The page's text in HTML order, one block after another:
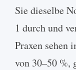
Sie dieselbe
1 durch und
Praxen sehen
von 30–50 %,